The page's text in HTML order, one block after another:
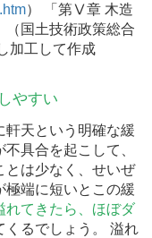
）
「第Ⅴ章 木造
（国土技術政策総合
加工して作成
やすい
軒天という明確な緩
具合を起こして、
とは少なく、せいぜ
極端に短いとこの緩
れてきたら、ほぼダ
くるでしょう。 溢れ